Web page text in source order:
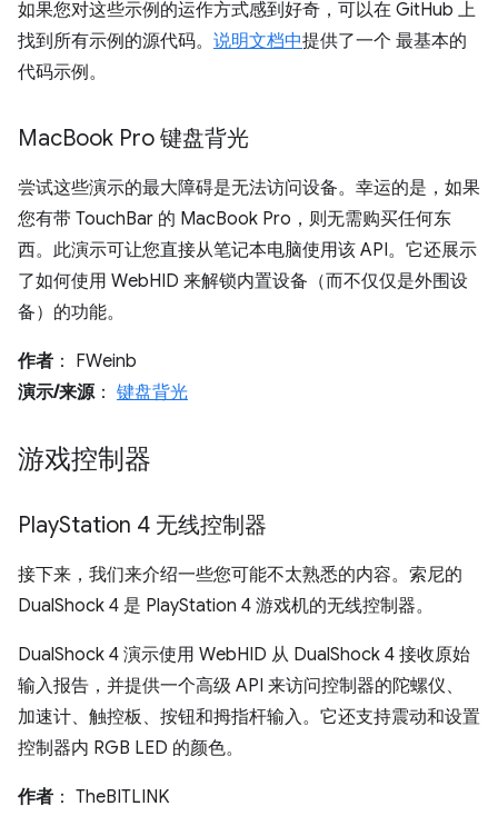
如果您对这些示例的运作方式感到好奇，可以在 GitHub 上
找到所有示例的源代码。 说明文档中提供了一个 最基本的
代码示例。
MacBook Pro 键盘背光
尝试这些演示的最大障碍是无法访问设备。幸运的是，如果
您有带 TouchBar 的 MacBook Pro，则无需购买任何东
西。此演示可让您直接从笔记本电脑使用该 API。它还展示
了如何使用 WebHID 来解锁内置设备（而不仅仅是外围设
备）的功能。
作者 ： FWeinb
演示/来源： 键盘背光
游戏控制器
PlayStation 4 无线控制器
接下来，我们来介绍一些您可能不太熟悉的内容。索尼的
DualShock 4 是 PlayStation 4 游戏机的无线控制器。
DualShock 4 演示使用 WebHID 从 DualShock 4 接收原始
输入报告，并提供一个高级 API 来访问控制器的陀螺仪、
加速计、触控板、按钮和拇指杆输入。它还支持震动和设置
控制器内 RGB LED 的颜色。
作者 ： TheBITLINK